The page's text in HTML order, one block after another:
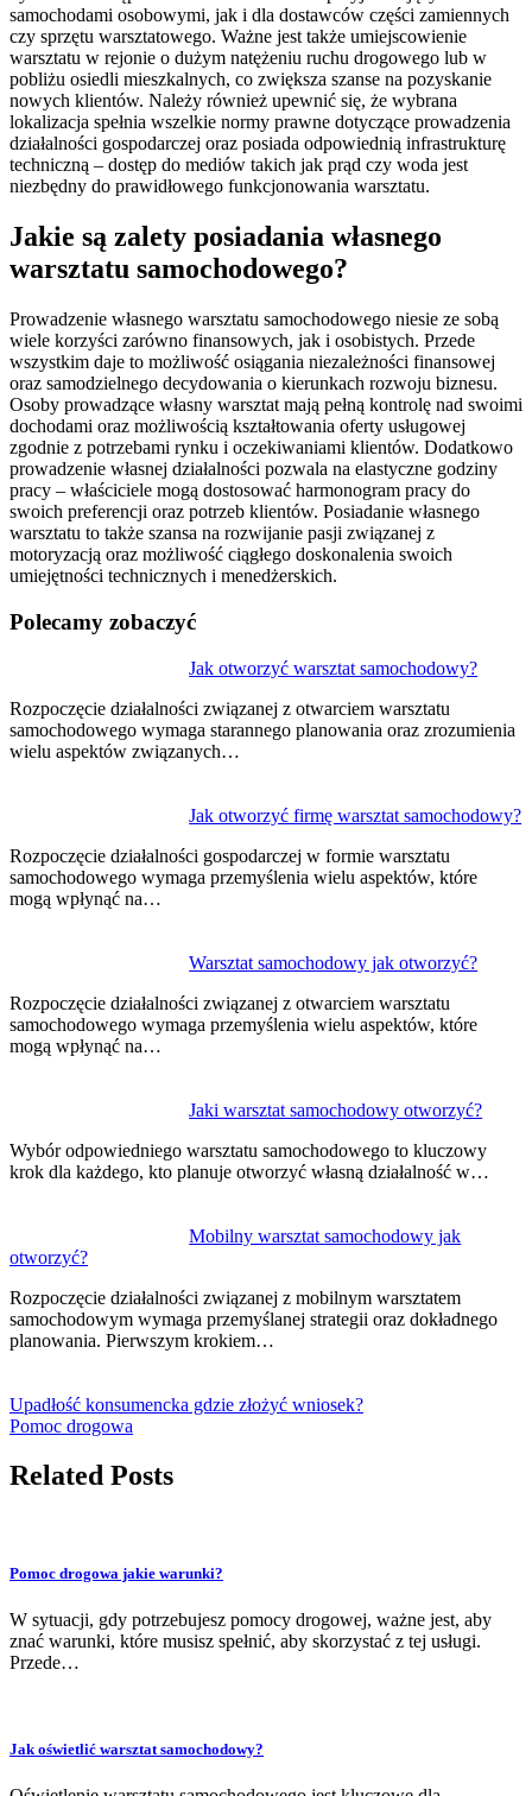
samochodami osobowymi, jak i dla dostawców części zamiennych
czy sprzętu warsztatowego. Ważne jest także umiejscowienie
warsztatu w rejonie o dużym natężeniu ruchu drogowego lub w
pobliżu osiedli mieszkalnych, co zwiększa szanse na pozyskanie
nowych klientów. Należy również upewnić się, że wybrana
lokalizacja spełnia wszelkie normy prawne dotyczące prowadzenia
działalności gospodarczej oraz posiada odpowiednią infrastrukturę
techniczną – dostęp do mediów takich jak prąd czy woda jest
niezbędny do prawidłowego funkcjonowania warsztatu.
Jakie są zalety posiadania własnego
warsztatu samochodowego?
Prowadzenie własnego warsztatu samochodowego niesie ze sobą
wiele korzyści zarówno finansowych, jak i osobistych. Przede
wszystkim daje to możliwość osiągania niezależności finansowej
oraz samodzielnego decydowania o kierunkach rozwoju biznesu.
Osoby prowadzące własny warsztat mają pełną kontrolę nad swoimi
dochodami oraz możliwością kształtowania oferty usługowej
zgodnie z potrzebami rynku i oczekiwaniami klientów. Dodatkowo
prowadzenie własnej działalności pozwala na elastyczne godziny
pracy – właściciele mogą dostosować harmonogram pracy do
swoich preferencji oraz potrzeb klientów. Posiadanie własnego
warsztatu to także szansa na rozwijanie pasji związanej z
motoryzacją oraz możliwość ciągłego doskonalenia swoich
umiejętności technicznych i menedżerskich.
Polecamy zobaczyć
Jak otworzyć warsztat samochodowy?
Rozpoczęcie działalności związanej z otwarciem warsztatu
samochodowego wymaga starannego planowania oraz zrozumienia
wielu aspektów związanych…
Jak otworzyć firmę warsztat samochodowy?
Rozpoczęcie działalności gospodarczej w formie warsztatu
samochodowego wymaga przemyślenia wielu aspektów, które
mogą wpłynąć na…
Warsztat samochodowy jak otworzyć?
Rozpoczęcie działalności związanej z otwarciem warsztatu
samochodowego wymaga przemyślenia wielu aspektów, które
mogą wpłynąć na…
Jaki warsztat samochodowy otworzyć?
Wybór odpowiedniego warsztatu samochodowego to kluczowy
krok dla każdego, kto planuje otworzyć własną działalność w…
Mobilny warsztat samochodowy jak
otworzyć?
Rozpoczęcie działalności związanej z mobilnym warsztatem
samochodowym wymaga przemyślanej strategii oraz dokładnego
planowania. Pierwszym krokiem…
wpisu
Upadłość konsumencka gdzie złożyć wniosek?
Pomoc drogowa
Related Posts
Pomoc drogowa jakie warunki?
W sytuacji, gdy potrzebujesz pomocy drogowej, ważne jest, aby
znać warunki, które musisz spełnić, aby skorzystać z tej usługi.
Przede…
Jak oświetlić warsztat samochodowy?